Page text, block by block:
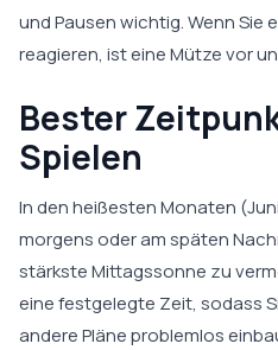
und Pausen wichtig. Wenn Sie
reagieren, ist eine Mütze vor
Bester
Spielen
In den heißesten Monaten
morgens oder am späten
stärkste Mittagssonne zu
eine festgelegte Zeit, sodass
andere Pläne problemlos